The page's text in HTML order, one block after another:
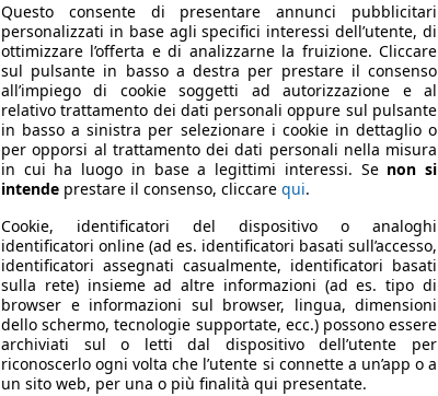
Questo consente di presentare annunci pubblicitari
personalizzati in base agli specifici interessi dell’utente, di
ottimizzare l’offerta e di analizzarne la fruizione. Cliccare
sul pulsante in basso a destra per prestare il consenso
all’impiego di cookie soggetti ad autorizzazione e al
relativo trattamento dei dati personali oppure sul pulsante
in basso a sinistra per selezionare i cookie in dettaglio o
per opporsi al trattamento dei dati personali nella misura
in cui ha luogo in base a legittimi interessi. Se non si
intende prestare il consenso, cliccare qui.
Cookie, identificatori del dispositivo o analoghi
identificatori online (ad es. identificatori basati sull’accesso,
identificatori assegnati casualmente, identificatori basati
sulla rete) insieme ad altre informazioni (ad es. tipo di
browser e informazioni sul browser, lingua, dimensioni
dello schermo, tecnologie supportate, ecc.) possono essere
archiviati sul o letti dal dispositivo dell’utente per
riconoscerlo ogni volta che l’utente si connette a un’app o a
un sito web, per una o più finalità qui presentate.